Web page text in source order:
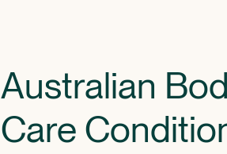
Australian
Care